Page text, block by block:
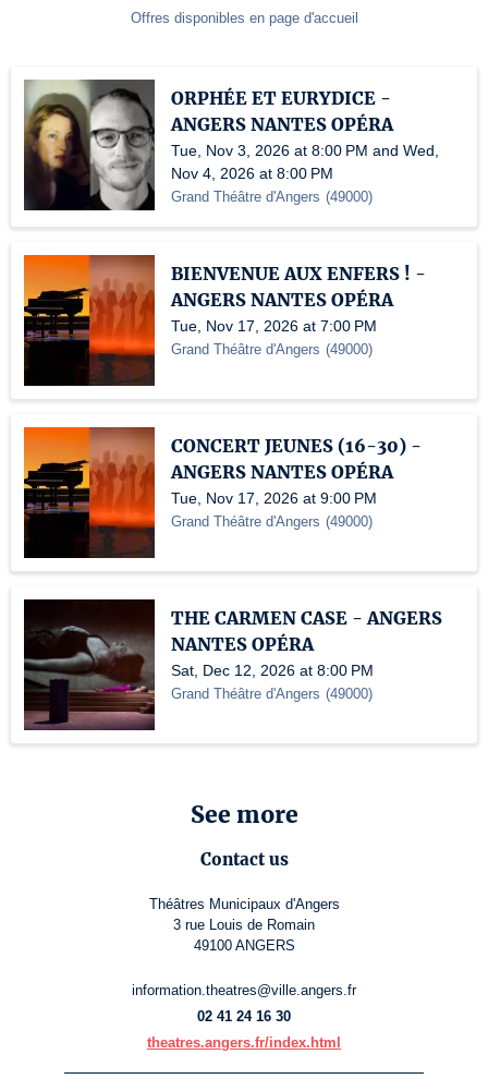
Offres disponibles en page d'accueil
ORPHÉE ET EURYDICE -
ANGERS NANTES OPÉRA
Tue, Nov 3, 2026 at 8:00 PM and Wed,
Nov 4, 2026 at 8:00 PM
Grand Théâtre d'Angers (49000)
BIENVENUE AUX ENFERS ! -
ANGERS NANTES OPÉRA
Tue, Nov 17, 2026 at 7:00 PM
Grand Théâtre d'Angers (49000)
CONCERT JEUNES (16-30) -
ANGERS NANTES OPÉRA
Tue, Nov 17, 2026 at 9:00 PM
Grand Théâtre d'Angers (49000)
THE CARMEN CASE - ANGERS
NANTES OPÉRA
Sat, Dec 12, 2026 at 8:00 PM
Grand Théâtre d'Angers (49000)
See more
Contact us
Théâtres Municipaux d'Angers
3 rue Louis de Romain
49100 ANGERS
information.theatres@ville.angers.fr
02 41 24 16 30
theatres.angers.fr/index.html